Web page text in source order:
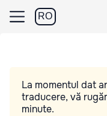
RO
La momentul dat
traducere, vă
minute.